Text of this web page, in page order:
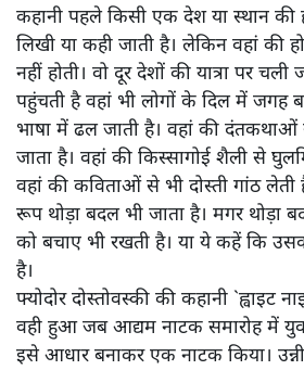
कहानी पहले किसी एक देश या स्थान की
लिखी या कही जाती है। लेकिन वहां की
नहीं होती। वो दूर देशों की यात्रा पर
पहुंचती है वहां भी लोगों के दिल में जगह
भाषा में ढल जाती है। वहां की दंतकथाओं
जाता है। वहां की किस्सागोई शैली से
वहां की कविताओं से भी दोस्ती गांठ लेती
रूप थोड़ा बदल भी जाता है। मगर थोड़ा
को बचाए भी रखती है। या ये कहें कि
है।
फ्योदोर दोस्तोवस्की की कहानी `ह्वाइट
वही हुआ जब आद्यम नाटक समारोह में
इसे आधार बनाकर एक नाटक किया।